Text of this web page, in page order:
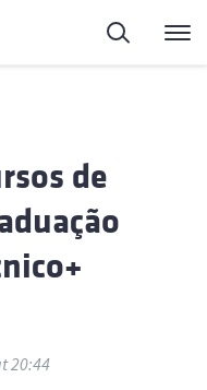
Pesquisa
de
20:44